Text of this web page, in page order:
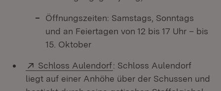
Öffnungszeiten: Samstags, Sonntags
und an Feiertagen von 12 bis 17 Uhr – bis
15. Oktober
Extern:
Schloss Aulendorf(Öffnet in neuem Fenster)
: Schloss Aulendorf
liegt auf einer Anhöhe über der Schussen und